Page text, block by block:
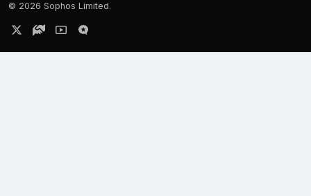
© 2026 Sophos Limited.